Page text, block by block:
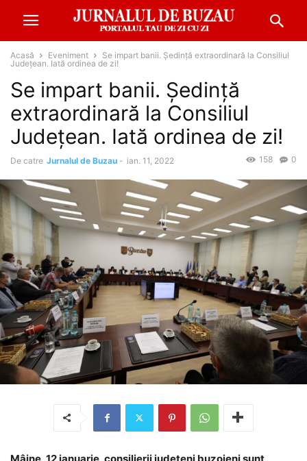
Acasă Eveniment
Se impart banii. Ședință extraordinară la Consiliul
Județean. Iată ordinea de zi!
Se impart banii. Ședință
extraordinară la Consiliul
Județean. Iată ordinea de zi!
De catre Jurnalul de Buzau - ian. 11, 2022 0
158